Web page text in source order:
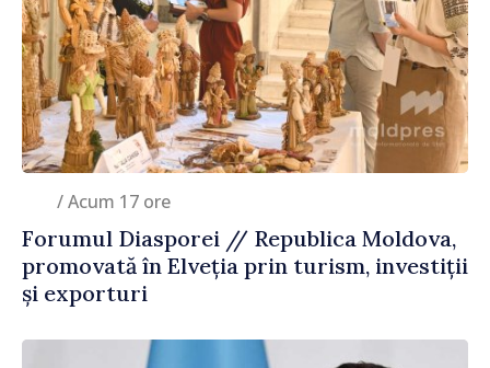
/ Acum 17 ore
Forumul Diasporei // Republica Moldova,
promovată în Elveția prin turism, investiții
și exporturi